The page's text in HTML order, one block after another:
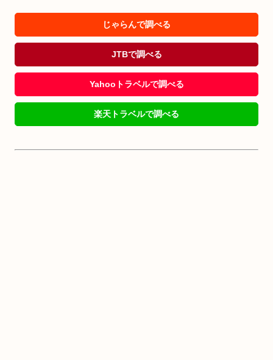
じゃらんで調べる
JTBで調べる
Yahooトラベルで調べる
楽天トラベルで調べる